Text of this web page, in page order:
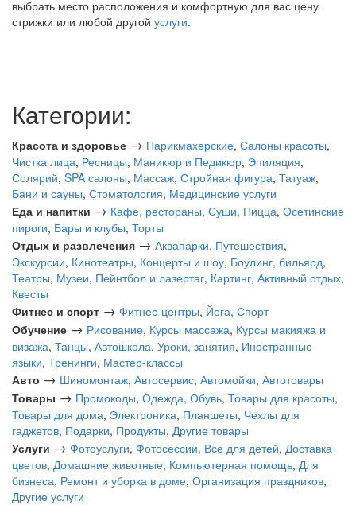
выбрать место расположения и комфортную для вас цену
стрижки или любой другой услуги.
Категории:
Красота и здоровье → Парикмахерские, Салоны красоты,
Чистка лица, Ресницы, Маникюр и Педикюр, Эпиляция,
Солярий, SPA салоны, Массаж, Стройная фигура, Татуаж,
Бани и сауны, Стоматология, Медицинские услуги
Еда и напитки → Кафе, рестораны, Суши, Пицца, Осетинские
пироги, Бары и клубы, Торты
Отдых и развлечения → Аквапарки, Путешествия,
Экскурсии, Кинотеатры, Концерты и шоу, Боулинг, бильярд,
Театры, Музеи, Пейнтбол и лазертаг, Картинг, Активный отдых,
Квесты
Фитнес и спорт → Фитнес-центры, Йога, Спорт
Обучение → Рисование, Курсы массажа, Курсы макияжа и
визажа, Танцы, Автошкола, Уроки, занятия, Иностранные
языки, Тренинги, Мастер-классы
Авто → Шиномонтаж, Автосервис, Автомойки, Автотовары
Товары → Промокоды, Одежда, Обувь, Товары для красоты,
Товары для дома, Электроника, Планшеты, Чехлы для
гаджетов, Подарки, Продукты, Другие товары
Услуги → Фотоуслуги, Фотосессии, Все для детей, Доставка
цветов, Домашние животные, Компьютерная помощь, Для
бизнеса, Ремонт и уборка в доме, Организация праздников,
Другие услуги